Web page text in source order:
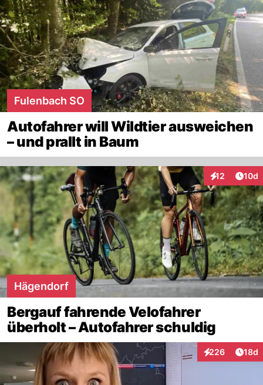
Fulenbach SO
Autofahrer will Wildtier ausweichen
– und prallt in Baum
12
Interaktionen
10d
Hägendorf
Bergauf fahrende Velofahrer
überholt – Autofahrer schuldig
226
Interaktionen
18d